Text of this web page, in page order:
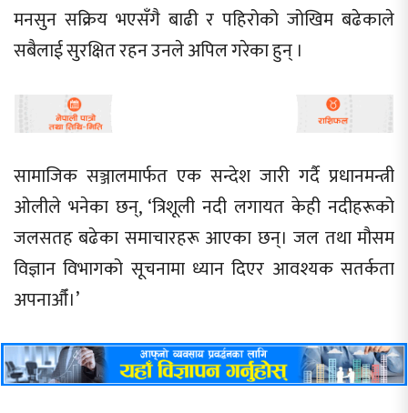
मनसुन सक्रिय भएसँगै बाढी र पहिरोको जोखिम बढेकाले
सबैलाई सुरक्षित रहन उनले अपिल गरेका हुन् ।
सामाजिक सञ्जालमार्फत एक सन्देश जारी गर्दै प्रधानमन्त्री
ओलीले भनेका छन्, ‘त्रिशूली नदी लगायत केही नदीहरूको
जलसतह बढेका समाचारहरू आएका छन्। जल तथा मौसम
विज्ञान विभागको सूचनामा ध्यान दिएर आवश्यक सतर्कता
अपनाऔँ।’